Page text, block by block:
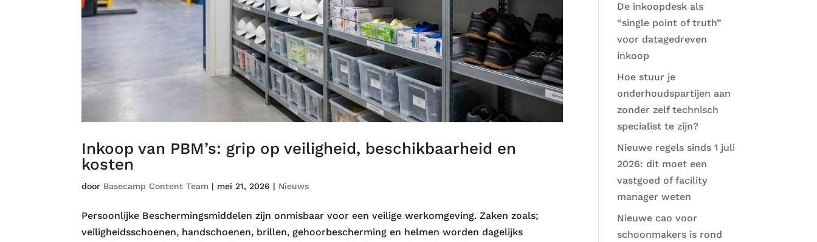
Inkoop van PBM’s: grip op veiligheid, beschikbaarheid en
kosten
door Basecamp Content Team | mei 21, 2026 | Nieuws
Persoonlijke Beschermingsmiddelen zijn onmisbaar voor een veilige werkomgeving. Zaken zoals;
veiligheidsschoenen, handschoenen, brillen, gehoorbescherming en helmen worden dagelijks
De inkoopdesk als
“single point of truth”
voor datagedreven
inkoop
Hoe stuur je
onderhoudspartijen aan
zonder zelf technisch
specialist te zijn?
Nieuwe regels sinds 1 juli
2026: dit moet een
vastgoed of facility
manager weten
Nieuwe cao voor
schoonmakers is rond